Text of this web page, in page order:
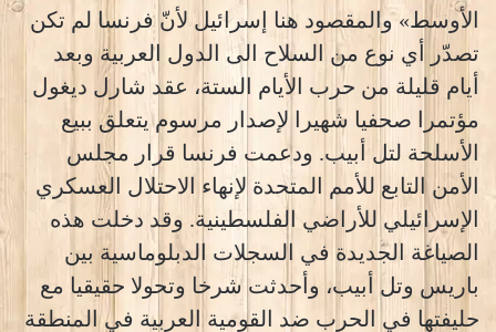
الأوسط» والمقصود هنا إسرائيل لأنّ فرنسا لم تكن
تصدّر أي نوع من السلاح الى الدول العربية وبعد
أيام قليلة من حرب الأيام الستة، عقد شارل ديغول
مؤتمرا صحفيا شهيرا لإصدار مرسوم يتعلق ببيع
الأسلحة لتل أبيب. ودعمت فرنسا قرار مجلس
الأمن التابع للأمم المتحدة لإنهاء الاحتلال العسكري
الإسرائيلي للأراضي الفلسطينية. وقد دخلت هذه
الصياغة الجديدة في السجلات الدبلوماسية بين
باريس وتل أبيب، وأحدثت شرخا وتحولا حقيقيا مع
حليفتها في الحرب ضد القومية العربية في المنطقة